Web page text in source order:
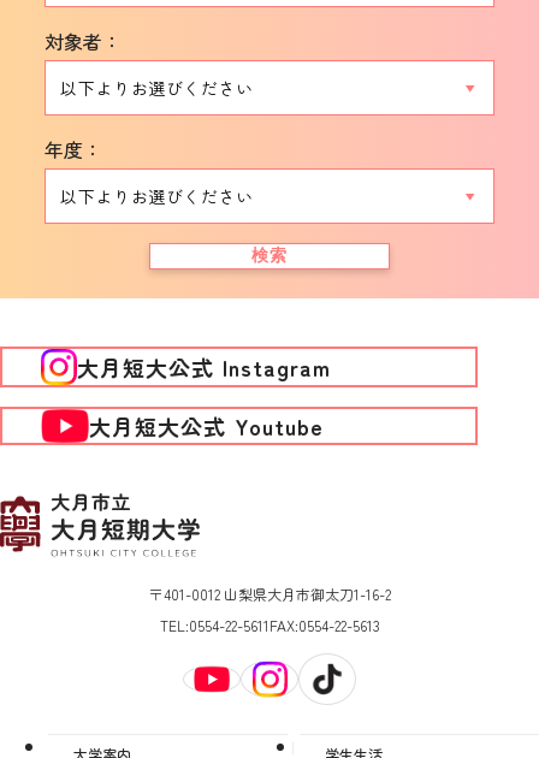
対象者：
年度：
検索
大月短大公式 Instagram
大月短大公式 Youtube
〒401-0012 山梨県大月市御太刀1-16-2
TEL:0554-22-5611FAX:0554-22-5613
大学案内 学生生活